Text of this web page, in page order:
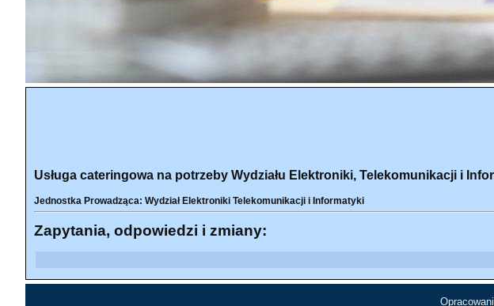
Usługa cateringowa na potrzeby Wydziału Elektroniki, Telekomunikacji i
Jednostka Prowadząca: Wydział Elektroniki Telekomunikacji i Informatyki
Zapytania, odpowiedzi i zmiany: